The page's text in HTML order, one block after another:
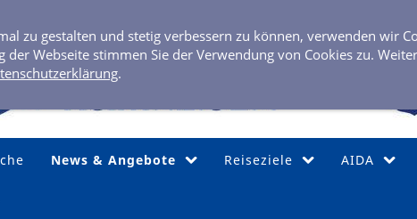
News & Angebote Reiseziele AIDA
zu gestalten und stetig verbessern zu können, verwenden wir
der Webseite stimmen Sie der Verwendung von Cookies zu.
.